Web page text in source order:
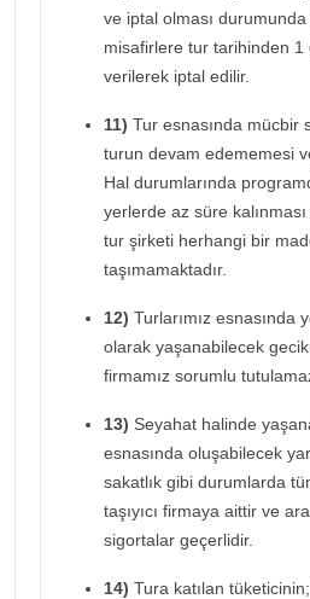
ve iptal olması
misafirlere tur tarihinden
verilerek iptal edilir.
11) Tur esnasında mücbir
turun devam edememesi
Hal durumlarında
yerlerde az süre
tur şirketi herhangi bir
taşımamaktadır.
12) Turlarımız esnasında
olarak yaşanabilecek
firmamız sorumlu
13) Seyahat halinde
esnasında oluşabilecek
sakatlık gibi durumlarda
taşıyıcı firmaya aittir ve
sigortalar geçerlidir.
14) Tura katılan